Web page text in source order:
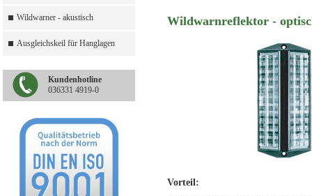
Wildwarner - akustisch
Ausgleichskeil für Hanglagen
Kundenhotline
036331 4919-0
Wildwarnreflektor -
Vorteil: